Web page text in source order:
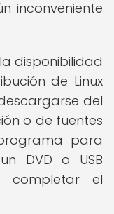
inconveniente
disponibilidad
de Linux
del
o de fuentes
para
DVD o USB
completar el